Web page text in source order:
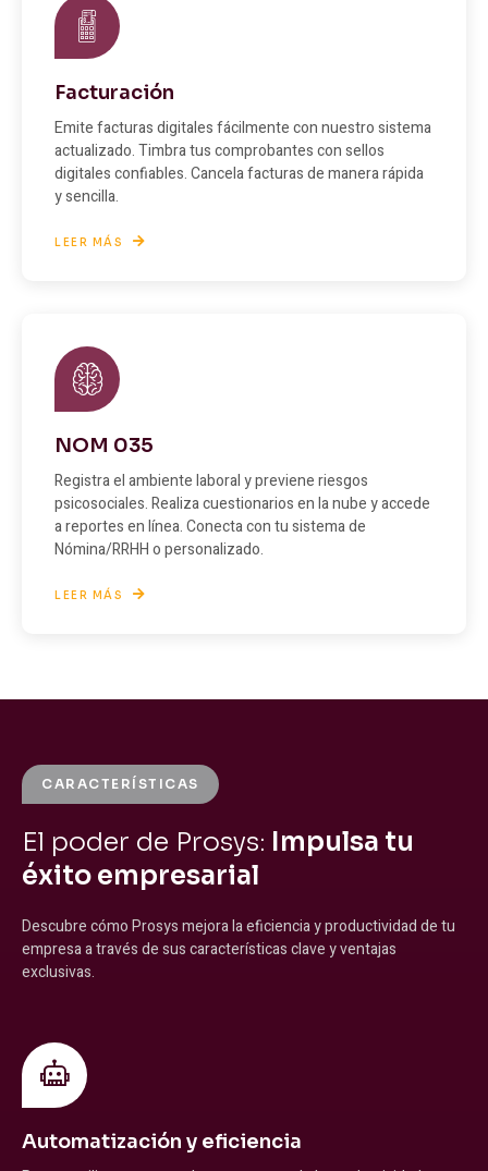
Facturación
Emite facturas digitales fácilmente con nuestro sistema
actualizado. Timbra tus comprobantes con sellos
digitales confiables. Cancela facturas de manera rápida
y sencilla.
LEER MÁS
NOM 035
Registra el ambiente laboral y previene riesgos
psicosociales. Realiza cuestionarios en la nube y accede
a reportes en línea. Conecta con tu sistema de
Nómina/RRHH o personalizado.
LEER MÁS
CARACTERÍSTICAS
El poder de Prosys: Impulsa tu
éxito empresarial
Descubre cómo Prosys mejora la eficiencia y productividad de tu
empresa a través de sus características clave y ventajas
exclusivas.
Automatización y eficiencia